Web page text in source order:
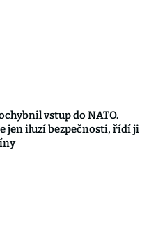
vstup do NATO.
jen iluzí bezpečnosti, řídí ji